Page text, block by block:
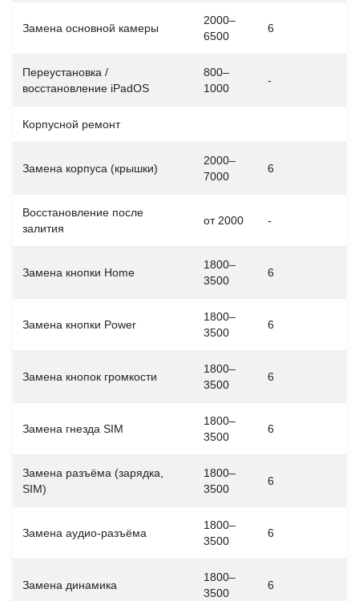
Замена основной камеры
2000–
6500
6
Переустановка /
восстановление iPadOS
800–
1000
-
Корпусной ремонт
Замена корпуса (крышки)
2000–
7000
6
Восстановление после
залития
от 2000 -
Замена кнопки Home
1800–
3500
6
Замена кнопки Power
1800–
3500
6
Замена кнопок громкости
1800–
3500
6
Замена гнезда SIM
1800–
3500
6
Замена разъёма (зарядка,
SIM)
1800–
3500
6
Замена аудио-разъёма
1800–
3500
6
Замена динамика
1800–
3500
6